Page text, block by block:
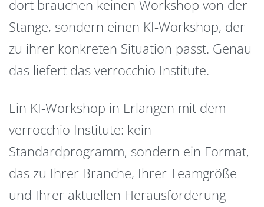
dort brauchen keinen Workshop von der
Stange, sondern einen KI-Workshop, der
zu ihrer konkreten Situation passt. Genau
das liefert das verrocchio Institute.
Ein KI-Workshop in Erlangen mit dem
verrocchio Institute: kein
Standardprogramm, sondern ein Format,
das zu Ihrer Branche, Ihrer Teamgröße
und Ihrer aktuellen Herausforderung